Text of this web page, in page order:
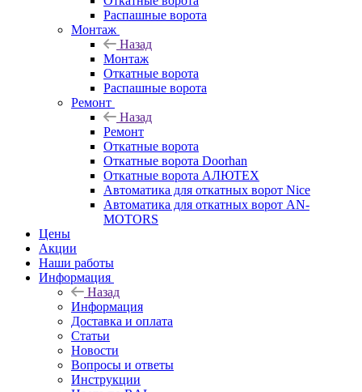
Распашные ворота
Монтаж
Назад
Монтаж
Откатные ворота
Распашные ворота
Ремонт
Назад
Ремонт
Откатные ворота
Откатные ворота Doorhan
Откатные ворота АЛЮТЕХ
Автоматика для откатных ворот Nice
Автоматика для откатных ворот AN-
MOTORS
Цены
Акции
Наши работы
Информация
Назад
Информация
Доставка и оплата
Статьи
Новости
Вопросы и ответы
Инструкции